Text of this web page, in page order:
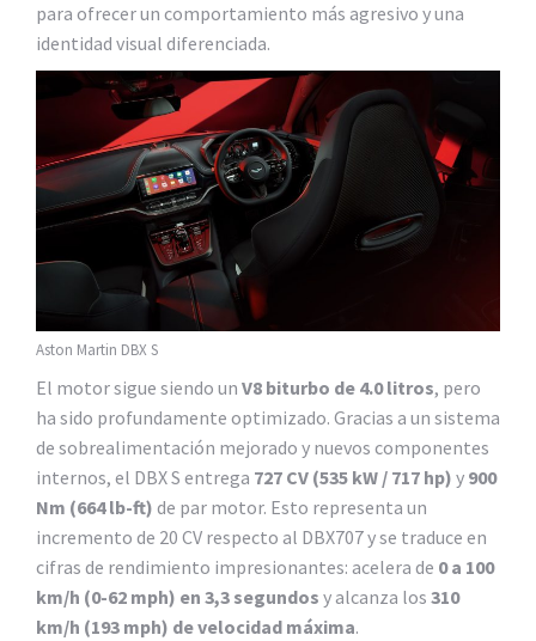
para ofrecer un comportamiento más agresivo y una
identidad visual diferenciada.
Aston Martin DBX S
El motor sigue siendo un V8 biturbo de 4.0 litros, pero
ha sido profundamente optimizado. Gracias a un sistema
de sobrealimentación mejorado y nuevos componentes
internos, el DBX S entrega 727 CV (535 kW / 717 hp) y 900
Nm (664 lb-ft) de par motor. Esto representa un
incremento de 20 CV respecto al DBX707 y se traduce en
cifras de rendimiento impresionantes: acelera de 0 a 100
km/h (0-62 mph) en 3,3 segundos y alcanza los 310
km/h (193 mph) de velocidad máxima.